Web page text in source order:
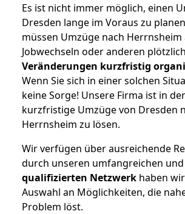
Es ist nicht immer möglich, einen
Dresden lange im Voraus zu
müssen Umzüge nach
Jobwechseln oder anderen
Veränderungen kurzfristig
Wenn Sie sich in einer solchen
keine Sorge! Unsere Firma ist in
kurzfristige Umzüge von Dresden
Herrnsheim zu lösen.
Wir verfügen über ausreichende
durch unseren umfangreichen und
qualifizierten Netzwerk haben
Auswahl an Möglichkeiten, die
Problem löst.